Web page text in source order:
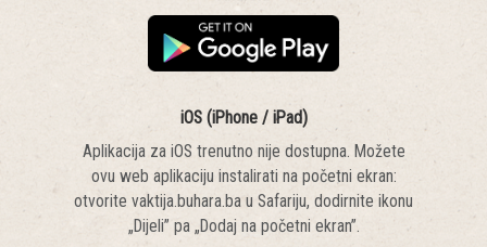
Android
iOS (iPhone / iPad)
Aplikacija za iOS trenutno nije dostupna. Možete
ovu web aplikaciju instalirati na početni ekran:
otvorite vaktija.buhara.ba u Safariju, dodirnite ikonu